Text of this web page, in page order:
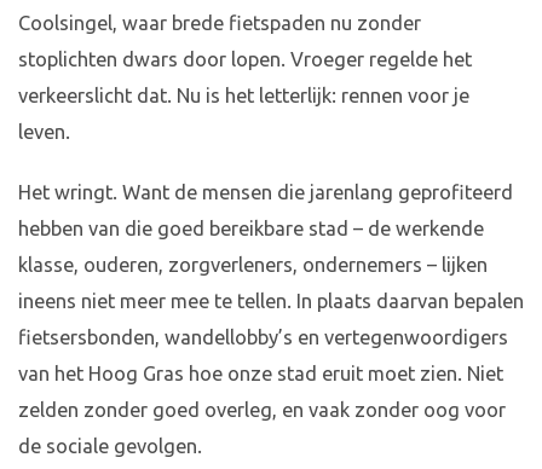
Coolsingel, waar brede fietspaden nu zonder
stoplichten dwars door lopen. Vroeger regelde het
verkeerslicht dat. Nu is het letterlijk: rennen voor je
leven.
Het wringt. Want de mensen die jarenlang geprofiteerd
hebben van die goed bereikbare stad – de werkende
klasse, ouderen, zorgverleners, ondernemers – lijken
ineens niet meer mee te tellen. In plaats daarvan bepalen
fietsersbonden, wandellobby’s en vertegenwoordigers
van het Hoog Gras hoe onze stad eruit moet zien. Niet
zelden zonder goed overleg, en vaak zonder oog voor
de sociale gevolgen.